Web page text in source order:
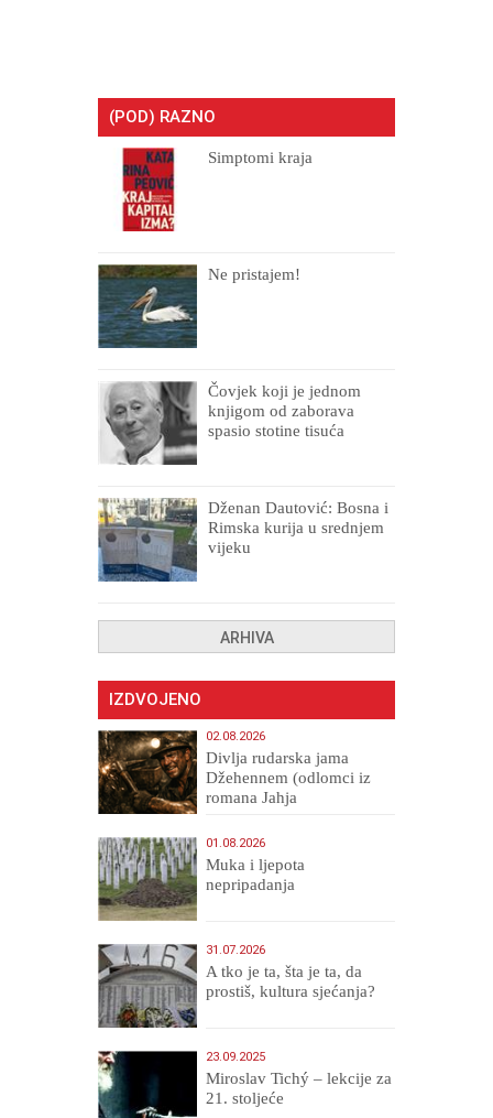
(POD) RAZNO
Simptomi kraja
Ne pristajem!
Čovjek koji je jednom
knjigom od zaborava
spasio stotine tisuća
Dženan Dautović: Bosna i
Rimska kurija u srednjem
vijeku
ARHIVA
IZDVOJENO
02.08.2026
Divlja rudarska jama
Džehennem (odlomci iz
romana Jahja
01.08.2026
Muka i ljepota
nepripadanja
31.07.2026
A tko je ta, šta je ta, da
prostiš, kultura sjećanja?
23.09.2025
Miroslav Tichý – lekcije za
21. stoljeće